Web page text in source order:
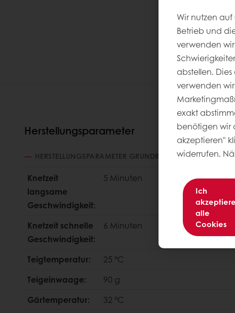
Herstellungsparameter
HERSTELLUNGSPARAMETER GRUNDREZEPTUR
Knetzeit
langsame
Geschwindigkeit:
5 Minuten
Knetzeit schnelle
Geschwindigkeit:
6 Minuten
Teigtemperatur:
25 °C
Teigeinwaage:
90 g
Gärtemperatur:
32 °C
Wir nutzen
Betrieb und
verwenden
abstellen.
verwenden
exakt
benötigen wir
akzeptieren"
widerrufen.
Ich
akzeptiere
alle
Cookies